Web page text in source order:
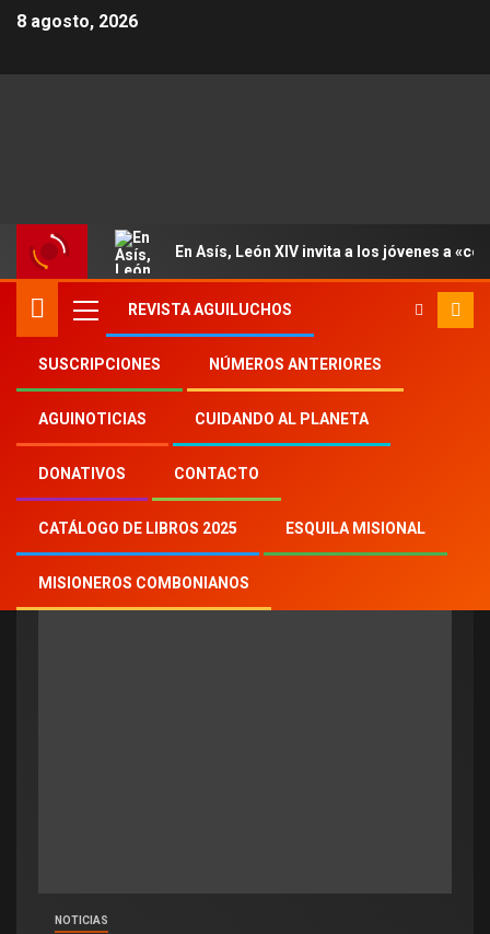
8 agosto, 2026
En Asís, León XIV invita a los jóvenes a
REVISTA AGUILUCHOS
SUSCRIPCIONES NÚMEROS ANTERIORES
AGUINOTICIAS CUIDANDO AL PLANETA
DONATIVOS CONTACTO
CATÁLOGO DE LIBROS 2025 ESQUILA MISIONAL
MISIONEROS COMBONIANOS
Inicio Aguinoticias Venezuela
Venezuela
NOTICIAS